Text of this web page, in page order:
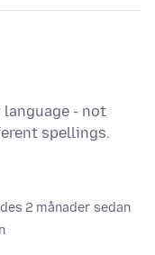
language - not
spellings.
2 månader sedan